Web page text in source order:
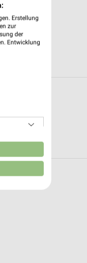
Erstellung
zur
der
Entwicklung